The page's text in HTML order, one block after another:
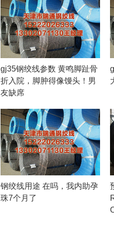
gj35钢绞线参数 黄鸣脚趾骨
折入院，脚肿得像馒头！男
友缺席
钢绞线用途 在吗，我内助孕
珠7个月了